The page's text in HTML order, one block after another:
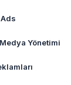
Yönetimi